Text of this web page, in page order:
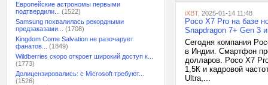
Европейские астрономы первыми
подтвердили...
(1522)
Samsung похвалилась рекордными
предзаказами...
(1708)
Kingdom Come Salvation не разочарует
фанатов...
(1849)
Wildberries скоро откроет широкий доступ к...
(1773)
Долицензировались: с Microsoft требуют...
(1526)
iXBT, 2025-01-14 11:48
Poco X7 Pro на базе
Snapdragon 7+ Gen 3
Сегодня компания
в Индии. Смартфон
долларов. Poco X7
1,5К и кадровой
Ultra,...